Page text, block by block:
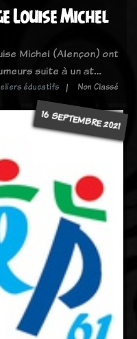
Louise Michel
Michel (Alençon) ont
suite à un at…
éducatifs Non Classé
16 SEPTEMBRE 2021